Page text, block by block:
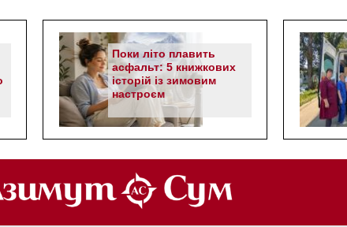
Поки літо плавить
асфальт: 5 книжкових
історій із зимовим
настроєм